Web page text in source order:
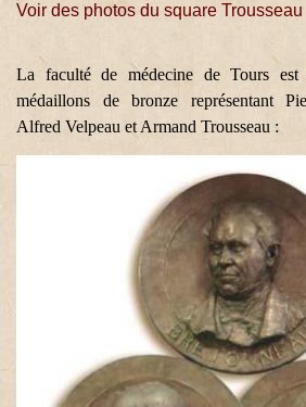
Voir des photos du square Trousseau
La faculté de médecine de Tours
médaillons de bronze représentant
Alfred Velpeau et Armand Trousseau :